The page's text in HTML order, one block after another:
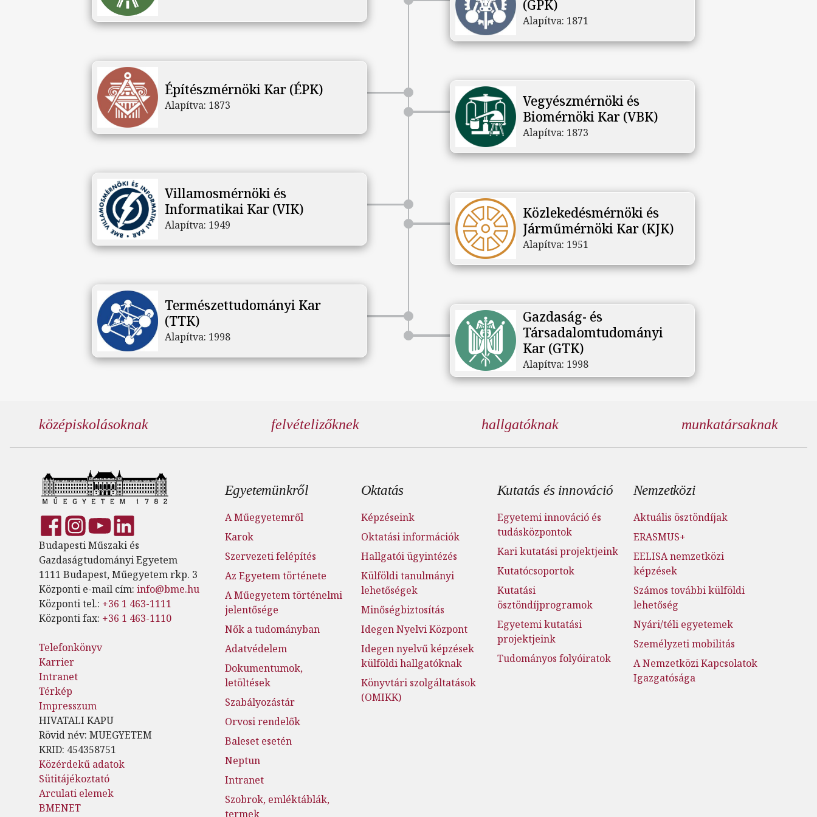
(GPK)
Alapítva: 1871
Építészmérnöki Kar (ÉPK)
Alapítva: 1873
Vegyészmérnöki és
Biomérnöki Kar (VBK)
Alapítva: 1873
Villamosmérnöki és
Informatikai Kar (VIK)
Alapítva: 1949
Közlekedésmérnöki és
Járműmérnöki Kar (KJK)
Alapítva: 1951
Természettudományi Kar
(TTK)
Alapítva: 1998
Gazdaság- és
Társadalomtudományi
Kar (GTK)
Alapítva: 1998
középiskolásoknak felvételizőknek hallgatóknak munkatársaknak
Budapesti Műszaki és
Gazdaságtudományi Egyetem
1111 Budapest, Műegyetem rkp. 3
Központi e-mail cím: info@bme.hu
Központi tel.: +36 1 463-1111
Központi fax: +36 1 463-1110
Telefonkönyv
Karrier
Intranet
Térkép
Impresszum
HIVATALI KAPU
Rövid név: MUEGYETEM
KRID: 454358751
Közérdekű adatok
Sütitájékoztató
Arculati elemek
BMENET
Lábléc menü
Egyetemünkről
A Műegyetemről
Karok
Szervezeti felépítés
Az Egyetem története
A Műegyetem történelmi
jelentősége
Nők a tudományban
Adatvédelem
Dokumentumok,
letöltések
Szabályozástár
Orvosi rendelők
Baleset esetén
Neptun
Intranet
Szobrok, emléktáblák,
termek
Oktatás
Képzéseink
Oktatási információk
Hallgatói ügyintézés
Külföldi tanulmányi
lehetőségek
Minőségbiztosítás
Idegen Nyelvi Központ
Idegen nyelvű képzések
külföldi hallgatóknak
Könyvtári szolgáltatások
(OMIKK)
Kutatás és innováció
Egyetemi innováció és
tudásközpontok
Kari kutatási projektjeink
Kutatócsoportok
Kutatási
ösztöndíjprogramok
Egyetemi kutatási
projektjeink
Tudományos folyóiratok
Nemzetközi
Aktuális ösztöndíjak
ERASMUS+
EELISA nemzetközi
képzések
Számos további külföldi
lehetőség
Nyári/téli egyetemek
Személyzeti mobilitás
A Nemzetközi Kapcsolatok
Igazgatósága